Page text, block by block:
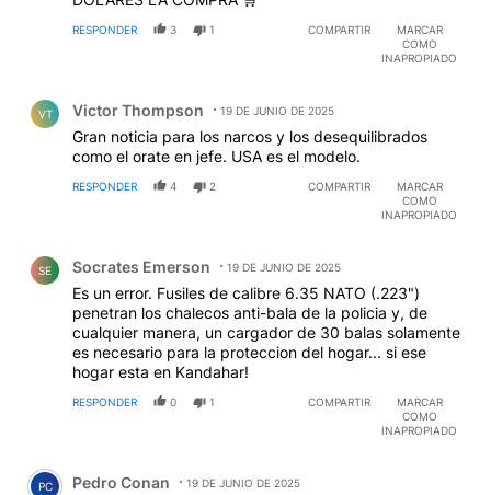
RESPONDER 3 1 COMPARTIR
MARCAR
COMO
INAPROPIADO
VT Victor Thompson 19 DE JUNIO DE 2025
Gran noticia para los narcos y los desequilibrados
como el orate en jefe. USA es el modelo.
RESPONDER 4 2 COMPARTIR
MARCAR
COMO
INAPROPIADO
SE Socrates Emerson 19 DE JUNIO DE 2025
Es un error. Fusiles de calibre 6.35 NATO (.223")
penetran los chalecos anti-bala de la policia y, de
cualquier manera, un cargador de 30 balas solamente
es necesario para la proteccion del hogar... si ese
hogar esta en Kandahar!
RESPONDER 0 1 COMPARTIR
MARCAR
COMO
INAPROPIADO
Comentario de Pedro Conan.
PC Pedro Conan 19 DE JUNIO DE 2025